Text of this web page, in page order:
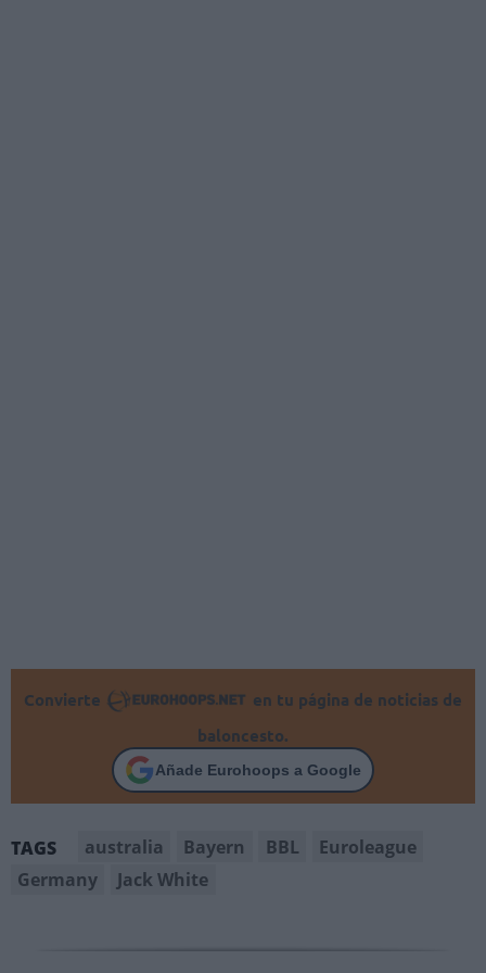
Convierte
en tu página de noticias de
baloncesto.
Añade Eurohoops a Google
TAGS australia Bayern BBL
Euroleague
Germany
Jack White